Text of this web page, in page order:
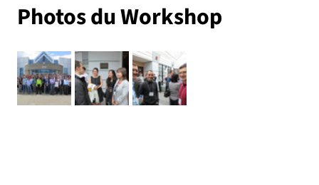
Photos du Workshop